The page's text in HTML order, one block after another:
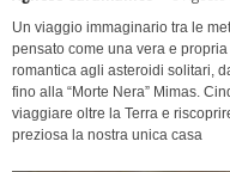
Un viaggio immaginario tra le
pensato come una vera e
romantica agli asteroidi solitari,
fino alla “Morte Nera” Mimas.
viaggiare oltre la Terra e
preziosa la nostra unica casa